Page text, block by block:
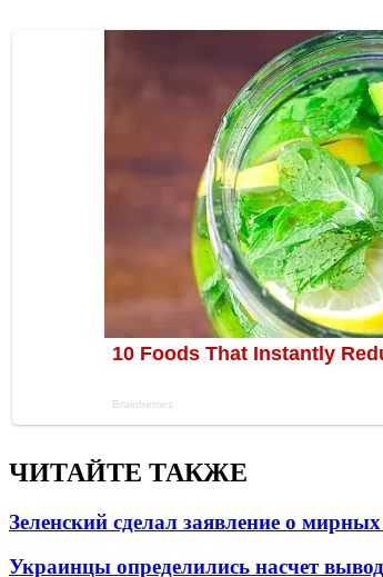
ЧИТАЙТЕ ТАКЖЕ
Зеленский сделал заявление о
Украинцы определились насчет